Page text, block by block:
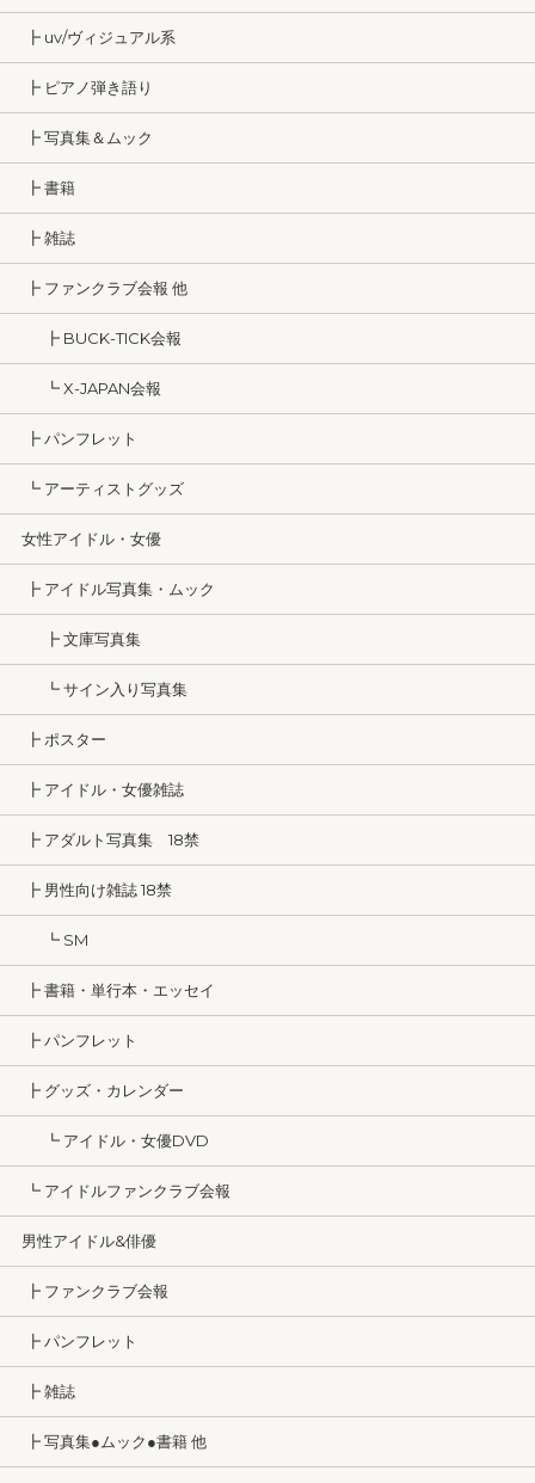
┣ uv/ヴィジュアル系
┣ ピアノ弾き語り
┣ 写真集＆ムック
┣ 書籍
┣ 雑誌
┣ ファンクラブ会報 他
┣ BUCK-TICK会報
┗ X-JAPAN会報
┣ パンフレット
┗ アーティストグッズ
女性アイドル・女優
┣ アイドル写真集・ムック
┣ 文庫写真集
┗ サイン入り写真集
┣ ポスター
┣ アイドル・女優雑誌
┣ アダルト写真集 18禁
┣ 男性向け雑誌 18禁
┗ SM
┣ 書籍・単行本・エッセイ
┣ パンフレット
┣ グッズ・カレンダー
┗ アイドル・女優DVD
┗ アイドルファンクラブ会報
男性アイドル&俳優
┣ ファンクラブ会報
┣ パンフレット
┣ 雑誌
┣ 写真集●ムック●書籍 他